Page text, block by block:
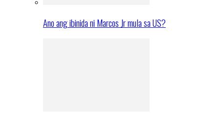
Ano ang ibinida ni Marcos Jr mula sa US?